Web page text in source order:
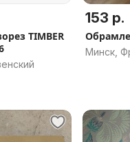
TIMBER
153 р.
Минск,